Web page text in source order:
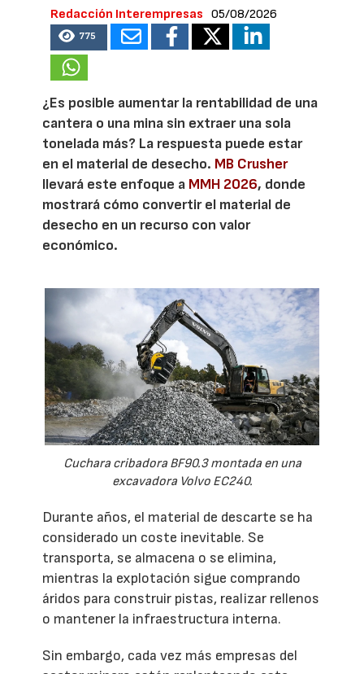
Redacción Interempresas 05/08/2026
775
¿Es posible aumentar la rentabilidad de una
cantera o una mina sin extraer una sola
tonelada más? La respuesta puede estar
en el material de desecho. MB Crusher
llevará este enfoque a MMH 2026, donde
mostrará cómo convertir el material de
desecho en un recurso con valor
económico.
Cuchara cribadora BF90.3 montada en una
excavadora Volvo EC240.
Durante años, el material de descarte se ha
considerado un coste inevitable. Se
transporta, se almacena o se elimina,
mientras la explotación sigue comprando
áridos para construir pistas, realizar rellenos
o mantener la infraestructura interna.
Sin embargo, cada vez más empresas del